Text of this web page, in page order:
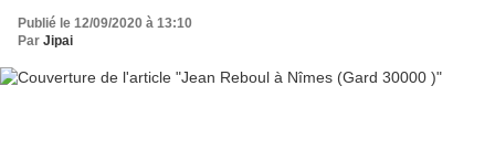
Publié le 12/09/2020 à 13:10
Par Jipai